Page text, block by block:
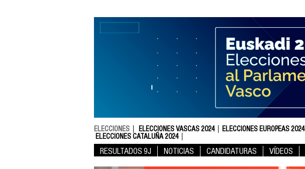
ELECCIONES ELECCIONES VASCAS 2024 ELECCIONES EUROPEAS 2024
ELECCIONES CATALUÑA 2024
RESULTADOS 9J NOTICIAS CANDIDATURAS VÍDEOS